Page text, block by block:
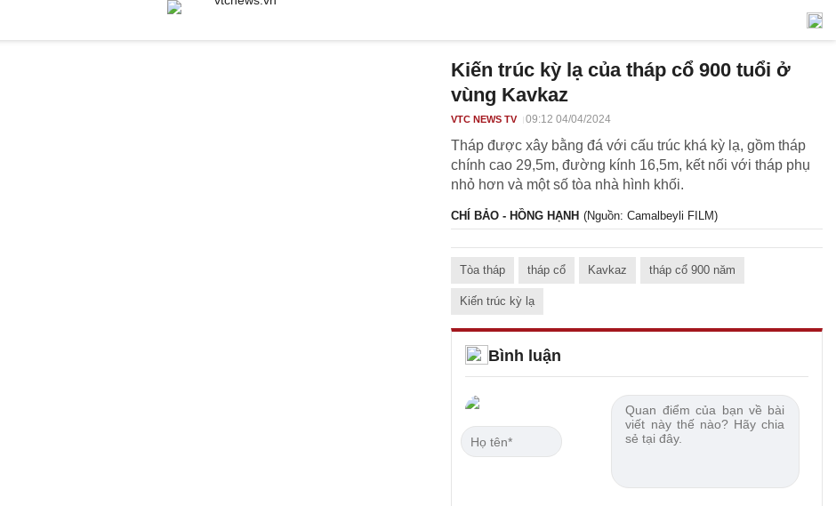
Kiến trúc kỳ lạ của tháp cổ 900 tuổi ở
vùng Kavkaz
VTC NEWS TV 09:12 04/04/2024
Tháp được xây bằng đá với cấu trúc khá kỳ lạ, gồm tháp
chính cao 29,5m, đường kính 16,5m, kết nối với tháp phụ
nhỏ hơn và một số tòa nhà hình khối.
CHÍ BẢO - HỒNG HẠNH (Nguồn: Camalbeyli FILM)
Tòa tháp tháp cổ Kavkaz tháp cổ 900 năm
Kiến trúc kỳ lạ
Bình luận